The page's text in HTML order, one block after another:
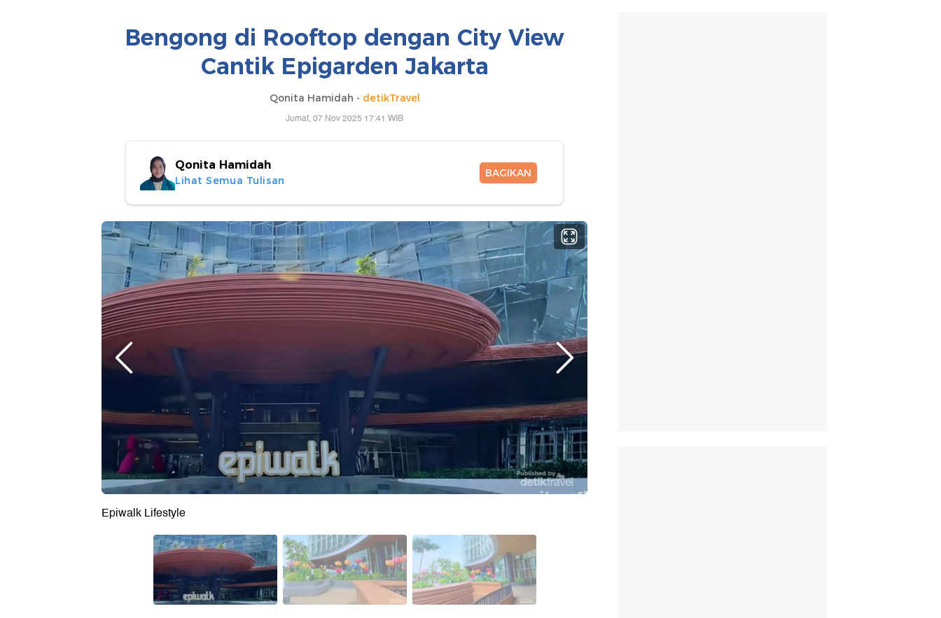
Bengong di Rooftop dengan City View
Cantik Epigarden Jakarta
Qonita Hamidah - detikTravel
Jumat, 07 Nov 2025 17:41 WIB
Qonita Hamidah
Lihat Semua Tulisan
BAGIKAN
Epiwalk Lifestyle